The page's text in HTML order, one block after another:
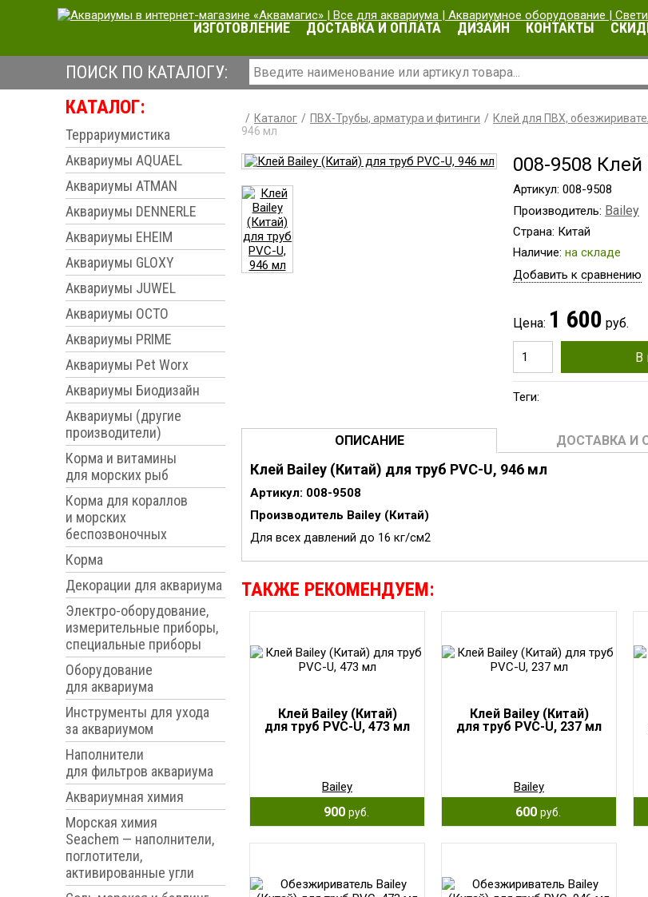
ИЗГОТОВЛЕНИЕ ДОСТАВКА И ОПЛАТА ДИЗАЙН КОНТАКТЫ
ПОИСК ПО КАТАЛОГУ:
КАТАЛОГ:
Террариумистика
Аквариумы AQUAEL
Аквариумы ATMAN
Аквариумы DENNERLE
Аквариумы EHEIM
Аквариумы GLOXY
Аквариумы JUWEL
Аквариумы OCTO
Аквариумы PRIME
Аквариумы Pet Worx
Аквариумы Биодизайн
Аквариумы (другие
производители)
Корма и витамины
для морских рыб
Корма для кораллов
и морских
беспозвоночных
Корма
Декорации для аквариума
Электро-оборудование,
измерительные приборы,
специальные приборы
Оборудование
для аквариума
Инструменты для ухода
за аквариумом
Наполнители
для фильтров аквариума
Аквариумная химия
Морская химия
Seachem — наполнители,
поглотители,
активированные угли
Каталог ПВХ-Трубы, арматура и фитинги Клей для ПВХ,
946 мл
008-9508 Клей
Артикул: 008-9508
Производитель: Bailey
Страна: Китай
Наличие: на складе
Добавить к сравнению
Цена: 1 600 руб.
В
Теги:
ОПИСАНИЕ ДОСТАВКА И
Клей Bailey (Китай) для труб PVC-U, 946 мл
Артикул: 008-9508
Производитель Bailey (Китай)
Для всех давлений до 16 кг/см2
ТАКЖЕ РЕКОМЕНДУЕМ:
Клей Bailey (Китай)
для труб PVC-U, 473 мл
Bailey
900 руб.
Клей Bailey (Китай)
для труб PVC-U, 237 мл
Bailey
600 руб.